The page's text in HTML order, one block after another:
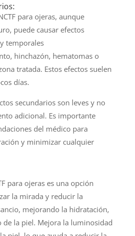
para ojeras, aunque
puede causar efectos
temporales
hinchazón, hematomas o
tratada. Estos efectos suelen
días.
secundarios son leves y no
adicional. Es importante
del médico para
y minimizar cualquier
para ojeras es una opción
la mirada y reducir la
mejorando la hidratación,
de la piel. Mejora la luminosidad